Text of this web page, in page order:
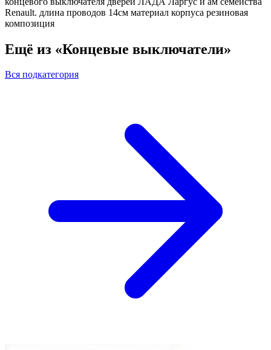
Renault. длина проводов 14см материал корпуса резиновая
композиция
Ещё из «Концевые выключатели»
Вся подкатегория